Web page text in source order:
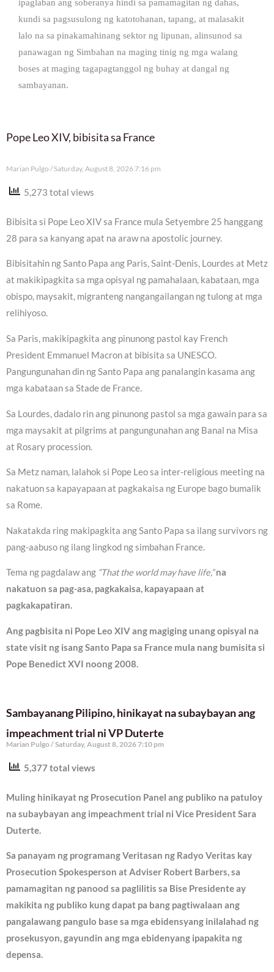
ipaglaban ang soberanya hindi sa pamamagitan ng dahas,
kundi sa pagsusulong ng katotohanan, tapang, at malasakit
lalo na sa pinakamahinang sektor ng lipunan, alinsunod sa
panawagan ng Simbahan na maging tinig ng mga walang
boses at maging tagapagtanggol ng buhay at dangal ng
sambayanan.
Pope Leo XIV, bibisita sa France
Marian Pulgo Saturday, August 8, 2026 7:16 pm
5,273 total views
Bibisita si Pope Leo XIV sa France mula Setyembre 25 hanggang
28 para sa kanyang apat na araw na apostolic journey.
Bibisitahin ng Santo Papa ang Paris, Saint-Denis, Lourdes at Metz
at makikipagkita sa mga opisyal ng pamahalaan, kabataan, mga
obispo, maysakit, migranteng nangangailangan ng tulong at mga
relihiyoso.
Sa Paris, makikipagkita ang pinunong pastol kay French
President Emmanuel Macron at bibisita sa UNESCO.
Pangungunahan din ng Santo Papa ang panalangin kasama ang
mga kabataan sa Stade de France.
Sa Lourdes, dadalo rin ang pinunong pastol sa mga gawain para sa
mga maysakit at pilgrims at pangungunahan ang Banal na Misa
at Rosary procession.
Sa Metz naman, lalahok si Pope Leo sa inter-religious meeting na
nakatuon sa kapayapaan at pagkakaisa ng Europe bago bumalik
sa Rome.
Nakatakda ring makipagkita ang Santo Papa sa ilang survivors ng
pang-aabuso ng ilang lingkod ng simbahan France.
Tema ng pagdalaw ang “That the world may have life,”na
nakatuon sa pag-asa, pagkakaisa, kapayapaan at
pagkakapatiran.
Ang pagbisita ni Pope Leo XIV ang magiging unang opisyal na
state visit ng isang Santo Papa sa France mula nang bumisita si
Pope Benedict XVI noong 2008.
Sambayanang Pilipino, hinikayat na subaybayan ang
impeachment trial ni VP Duterte
Marian Pulgo Saturday, August 8, 2026 7:10 pm
5,377 total views
Muling hinikayat ng Prosecution Panel ang publiko na patuloy
na subaybayan ang impeachment trial ni Vice President Sara
Duterte.
Sa panayam ng programang Veritasan ng Radyo Veritas kay
Prosecution Spokesperson at Adviser Robert Barbers, sa
pamamagitan ng panood sa paglilitis sa Bise Presidente ay
makikita ng publiko kung dapat pa bang pagtiwalaan ang
pangalawang pangulo base sa mga ebidensyang inilalahad ng
prosekusyon, gayundin ang mga ebidenyang ipapakita ng
depensa.